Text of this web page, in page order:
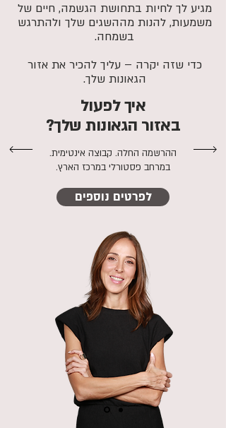
מגיע לך לחיות בתחושת הגשמה, חיים של
משמעות, להנות מההשגים שלך ולהתרגש
בשמחה.
כדי שזה יקרה – עליך להכיר את אזור
הגאונות שלך.
איך לפעול
באזור הגאונות שלך?
ההרשמה החלה. קבוצה אינטימית.
במרחב פסטורלי במרכז הארץ.
לפרטים נוספים